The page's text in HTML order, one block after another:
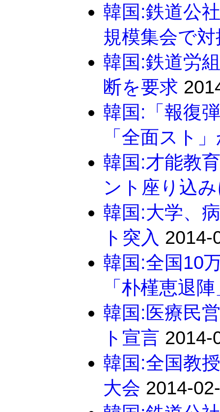
韓国:鉄道公
規模集会で対
韓国:鉄道労
断を要求
韓国:「報復
「全面スト
韓国:才能教
ント座り込
韓国:大学、
ト突入 2014-
韓国:全国10
「朴槿恵退
韓国:医療民
ト宣言 2014-
韓国:全国教
大会 2014-